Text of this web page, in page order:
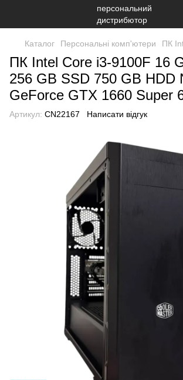
Каталог Персональні комп'ютери ПК
ПК Intel Core i3-9100F 16
256 GB SSD 750 GB HDD
GeForce GTX 1660 Super
Артикул: CN22167 Написати відгук